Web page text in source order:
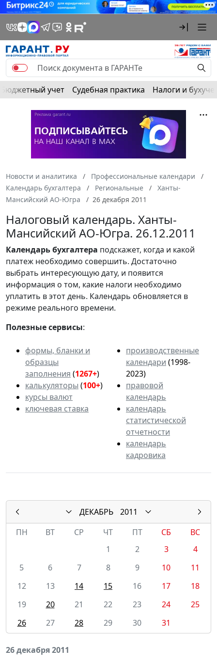
Бюджетный учет Судебная практика Налоги и
Новости и аналитика
Профессиональные календари
Календарь бухгалтера
Региональные
Ханты-
Мансийский АО-Югра
26 декабря 2011
Налоговый календарь. Ханты-
Мансийский АО-Югра. 26.12.2011
Календарьбухгалтера подскажет, когда и какой
платеж необходимо совершить. Достаточно
выбрать интересующую дату, и появится
информация о том, какие налоги необходимо
уплатить в этот день. Календарь обновляется в
режиме реального времени.
Полезные сервисы:
формы, бланки и
образцы
заполнения (1267+)
калькуляторы (100+)
курсы валют
ключевая ставка
производственные
календари (1998-
2023)
правовой
календарь
календарь
статистической
отчетности
календарь
кадровика
ДЕКАБРЬ
2011
ПН
ВТ СР ЧТ ПТ СБ
ВС
1
2 3
4
5
6 7 8 9 10
11
12
13 14 15 16 17
18
19
20 21 22 23 24
25
26
27 28 29 30 31
26 декабря 2011